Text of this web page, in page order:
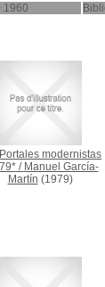
1960
modernistas
/ Manuel García-
Martín (1979)